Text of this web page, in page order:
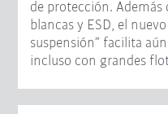
de protección. Además
blancas y ESD, el
suspensión” facilita
incluso con grandes